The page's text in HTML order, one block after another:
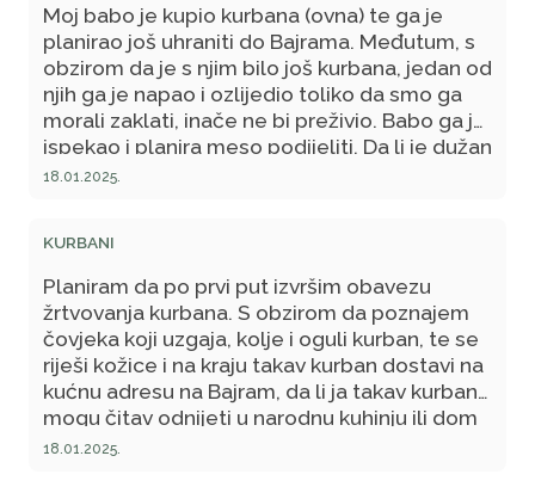
Moj babo je kupio kurbana (ovna) te ga je
planirao još uhraniti do Bajrama. Međutum, s
obzirom da je s njim bilo još kurbana, jedan od
njih ga je napao i ozlijedio toliko da smo ga
morali zaklati, inače ne bi preživio. Babo ga je
ispekao i planira meso podijeliti. Da li je dužan
za Bajram opet žrtvovati kurban?
18.01.2025.
KURBANI
Planiram da po prvi put izvršim obavezu
žrtvovanja kurbana. S obzirom da poznajem
čovjeka koji uzgaja, kolje i oguli kurban, te se
riješi kožice i na kraju takav kurban dostavi na
kućnu adresu na Bajram, da li ja takav kurban
mogu čitav odnijeti u narodnu kuhinju ili dom
za nezbrinutu djecu, tj. osobama koje su u
18.01.2025.